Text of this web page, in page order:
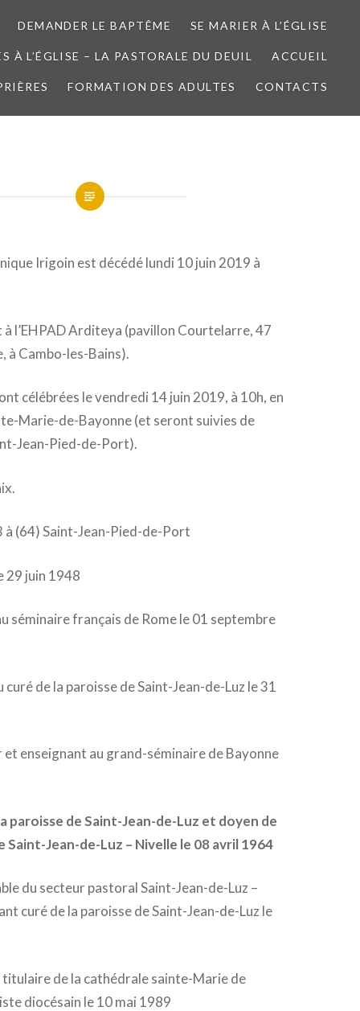
DEMANDER LE BAPTÊME SE MARIER À L’ÉGLISE
À L’ÉGLISE – LA PASTORALE DU DEUIL ACCUEIL
FORMATION DES ADULTES CONTACTS
Irigoin est décédé lundi 10 juin 2019 à
l’EHPAD Arditeya (pavillon Courtelarre, 47
à Cambo-les-Bains).
célébrées le vendredi 14 juin 2019, à 10h, en
Marie-de-Bayonne (et seront suivies de
Jean-Pied-de-Port).
à (64) Saint-Jean-Pied-de-Port
29 juin 1948
séminaire français de Rome le 01 septembre
de la paroisse de Saint-Jean-de-Luz le 31
enseignant au grand-séminaire de Bayonne
paroisse de Saint-Jean-de-Luz et doyen de
Saint-Jean-de-Luz – Nivelle le 08 avril 1964
du secteur pastoral Saint-Jean-de-Luz –
curé de la paroisse de Saint-Jean-de-Luz le
titulaire de la cathédrale sainte-Marie de
diocésain le 10 mai 1989